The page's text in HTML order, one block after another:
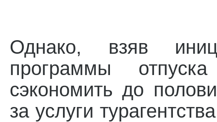
Однако, взяв
программы
сэкономить до
за услуги